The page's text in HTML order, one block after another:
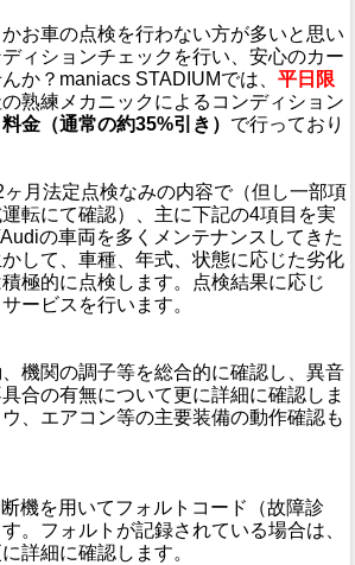
お車の点検を行わない方が多いと思い
ィションチェックを行い、安心のカー
か？maniacs STADIUMでは、 平日限
熟練メカニックによるコンディション
金（通常の約35%引き） で行っており
月法定点検なみの内容で（但し一部項
転にて確認）、主に下記の4項目を実
の車両を多くメンテナンスしてきた
して、車種、年式、状態に応じた劣化
極的に点検します。点検結果に応じ
ービスを行います。
機関の調子等を総合的に確認し、異音
合の有無について更に詳細に確認しま
、エアコン等の主要装備の動作確認も
機を用いてフォルトコード（故障診
。フォルトが記録されている場合は、
詳細に確認します。